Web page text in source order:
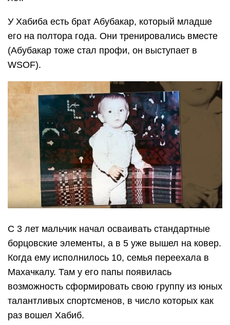
У Хабиба есть брат Абубакар, который младше
его на полтора года. Они тренировались вместе
(Абубакар тоже стал профи, он выступает в
WSOF).
С 3 лет мальчик начал осваивать стандартные
борцовские элементы, а в 5 уже вышел на ковер.
Когда ему исполнилось 10, семья переехала в
Махачкалу. Там у его папы появилась
возможность сформировать свою группу из юных
талантливых спортсменов, в число которых как
раз вошел Хабиб.